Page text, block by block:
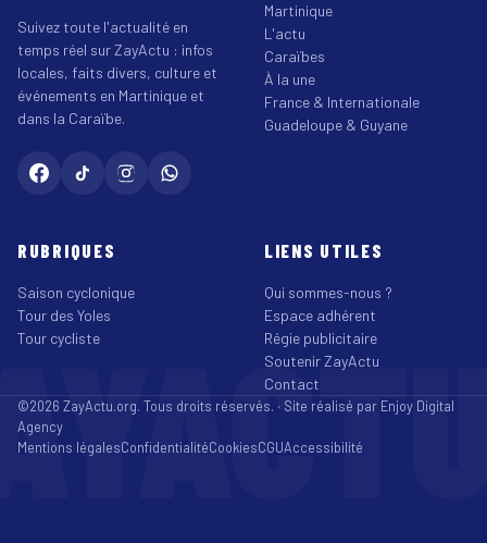
Suivez toute l'actualité en
temps réel sur ZayActu : infos
locales, faits divers, culture et
événements en Martinique et
dans la Caraïbe.
Martinique
L'actu
Caraïbes
À la une
France & Internationale
Guadeloupe & Guyane
RUBRIQUES
Saison cyclonique
Tour des Yoles
Tour cycliste
LIENS UTILES
Qui sommes-nous ?
Espace adhérent
Régie publicitaire
Soutenir ZayActu
Contact
©2026 ZayActu.org. Tous droits réservés. · Site réalisé par Enjoy Digital
Agency
Mentions légalesConfidentialitéCookiesCGUAccessibilité